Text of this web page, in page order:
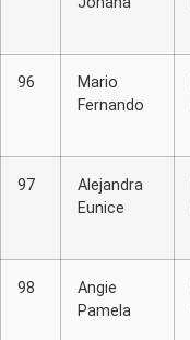
96
Mario
Fernando
97
Alejandra
Eunice
98
Angie
Pamela